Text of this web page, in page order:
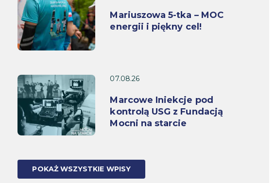
Mariuszowa 5-tka – MOC
energii i piękny cel!
07.08.26
Marcowe Iniekcje pod
kontrolą USG z Fundacją
Mocni na starcie
POKAŻ WSZYSTKIE WPISY